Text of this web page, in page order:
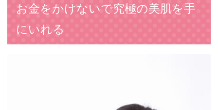
お金をかけないで究極の美肌を手
にいれる